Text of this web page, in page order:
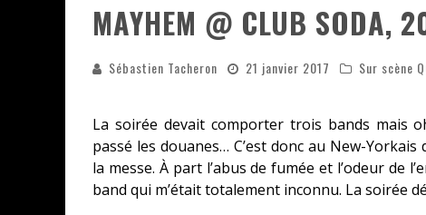
MAYHEM @ CLUB SODA,
Sébastien Tacheron 21 janvier 2017 Sur scène
La soirée devait comporter trois bands mais
passé les douanes… C’est donc au New-Yorkais
la messe. À part l’abus de fumée et l’odeur de
band qui m’était totalement inconnu. La soirée